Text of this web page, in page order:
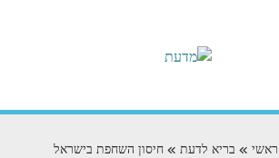
ראשי בריא לדעת חיסון השחפת בישראל